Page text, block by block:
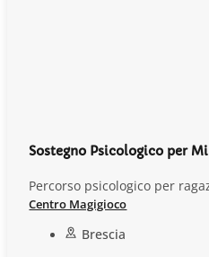
Sostegno Psicologico per
Percorso psicologico per
Centro Magigioco
Brescia